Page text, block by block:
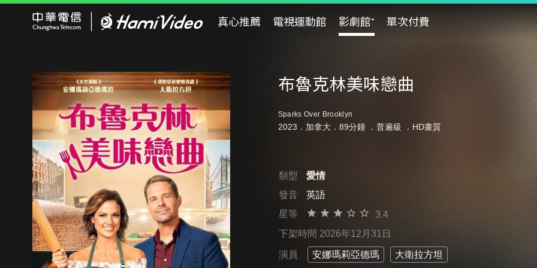
真心推薦 電視運動館 影劇館⁺ 單次付費
布魯克林美味戀曲
Sparks Over Brooklyn
2023．加拿大．89分鐘 ． 普遍級 ．HD畫質
類型
愛情
發音
英語
星等
3.4
下架時間 2026年12月31日
演員 安娜瑪莉亞德瑪 大衛拉方坦